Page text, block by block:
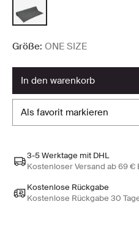
Größe: ONE SIZE
in den warenkorb
als favorit markieren
3-5 Werktage mit DHL
Kostenloser Versand ab 69 €
Kostenlose Rückgabe
Kostenlose Rückgabe 30